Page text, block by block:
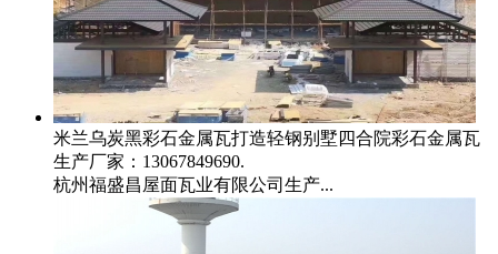
米兰乌炭黑彩石金属瓦打造轻钢别墅四合院彩石金属瓦
生产厂家：13067849690.
杭州福盛昌屋面瓦业有限公司生产...